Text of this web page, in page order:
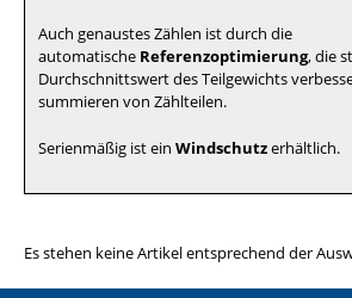
Auch genaustes Zählen ist durch die
automatische Referenzoptimierung, die
Durchschnittswert des Teilgewichts
summieren von Zählteilen.
Serienmäßig ist ein Windschutzerhältlich.
Es stehen keine Artikel entsprechend der